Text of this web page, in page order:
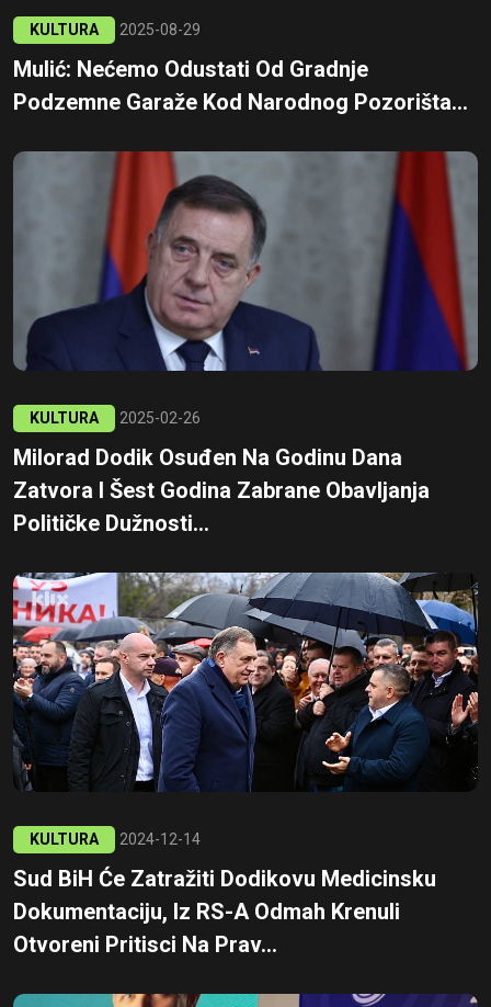
KULTURA 2025-08-29
Mulić: Nećemo Odustati Od Gradnje
Podzemne Garaže Kod Narodnog Pozorišta...
KULTURA 2025-02-26
Milorad Dodik Osuđen Na Godinu Dana
Zatvora I Šest Godina Zabrane Obavljanja
Političke Dužnosti...
KULTURA 2024-12-14
Sud BiH Će Zatražiti Dodikovu Medicinsku
Dokumentaciju, Iz RS-A Odmah Krenuli
Otvoreni Pritisci Na Prav...